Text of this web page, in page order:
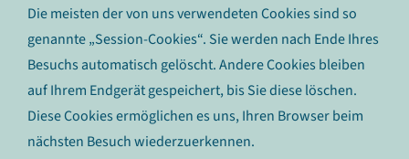
Die meisten der von uns verwendeten Cookies sind so
genannte „Session-Cookies“. Sie werden nach Ende Ihres
Besuchs automatisch gelöscht. Andere Cookies bleiben
auf Ihrem Endgerät gespeichert, bis Sie diese löschen.
Diese Cookies ermöglichen es uns, Ihren Browser beim
nächsten Besuch wiederzuerkennen.